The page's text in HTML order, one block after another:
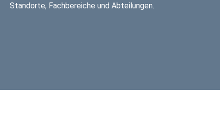
Standorte, Fachbereiche und Abteilungen.